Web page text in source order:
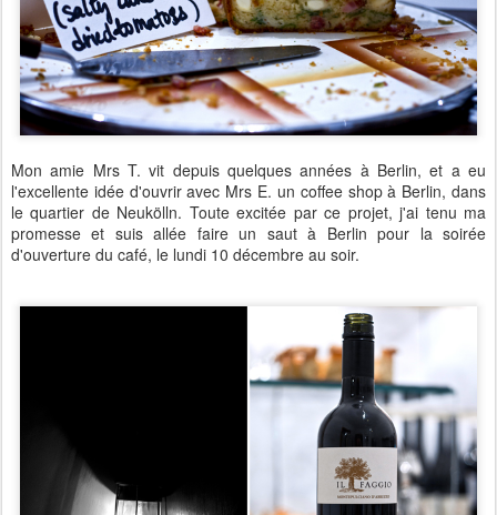
Mon amie Mrs T. vit depuis quelques années à Berlin, et a eu
l'excellente idée d'ouvrir avec Mrs E. un coffee shop à Berlin, dans
le quartier de Neukölln. Toute excitée par ce projet, j'ai tenu ma
promesse et suis allée faire un saut à Berlin pour la soirée
d'ouverture du café, le lundi 10 décembre au soir.